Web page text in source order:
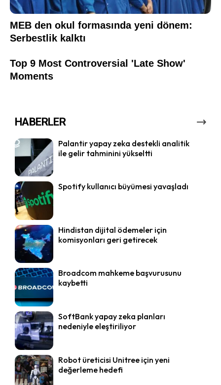
HABERLER
Palantir yapay zeka destekli analitik
ile gelir tahminini yükseltti
Spotify kullanıcı büyümesi yavaşladı
Hindistan dijital ödemeler için
komisyonları geri getirecek
Broadcom mahkeme başvurusunu
kaybetti
SoftBank yapay zeka planları
nedeniyle eleştiriliyor
Robot üreticisi Unitree için yeni
değerleme hedefi